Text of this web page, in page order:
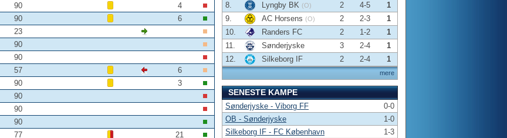
90
4
90
6
23
90
90
57
6
90
3
90
90
90
77
21
mere
8.
Lyngby BK (O) 2 4-5
1
9.
AC Horsens (O) 2 2-3
1
10.
Randers FC 2 1-2
1
11.
Sønderjyske 3 2-4
1
12.
Silkeborg IF 2 2-4 1
SENESTE KAMPE
Sønderjyske - Viborg FF
0-0
OB - Sønderjyske
1-0
Silkeborg IF - FC København
1-3